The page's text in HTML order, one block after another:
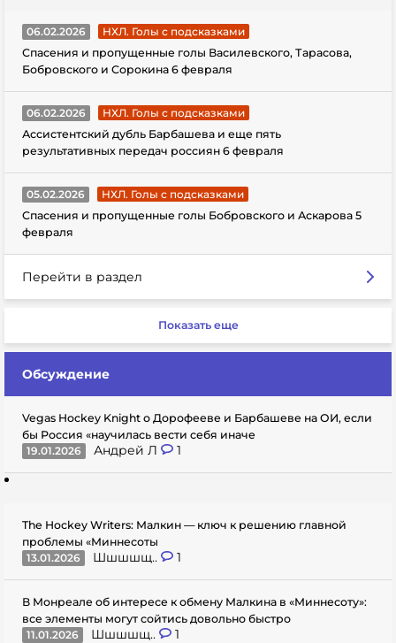
06.02.2026
НХЛ. Голы с подсказками
Спасения и пропущенные голы Василевского, Тарасова,
Бобровского и Сорокина 6 февраля
06.02.2026
НХЛ. Голы с подсказками
Ассистентский дубль Барбашева и еще пять
результативных передач россиян 6 февраля
05.02.2026
НХЛ. Голы с подсказками
Спасения и пропущенные голы Бобровского и Аскарова 5
февраля
Перейти в раздел
Показать еще
Обсуждение
Vegas Hockey Knight о Дорофееве и Барбашеве на ОИ, если
бы Россия «научилась вести себя иначе
19.01.2026
Андрей Л 1
The Hockey Writers: Малкин — ключ к решению главной
проблемы «Миннесоты
13.01.2026
Шшшшщ.. 1
В Монреале об интересе к обмену Малкина в «Миннесоту»:
все элементы могут сойтись довольно быстро
11.01.2026
Шшшшщ.. 1